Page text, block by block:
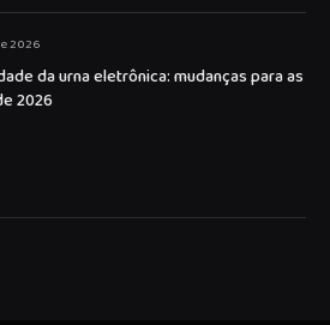
2026
da urna eletrônica: mudanças para as
2026